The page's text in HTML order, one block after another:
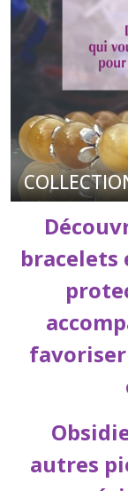
bracelets
favoriser
autres
résultats